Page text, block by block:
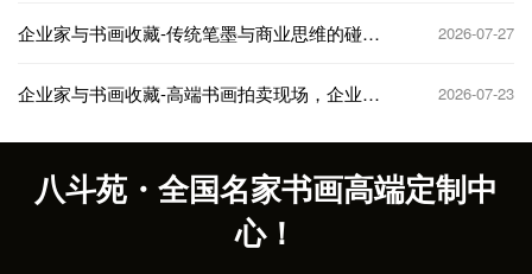
企业家与书画收藏-传统笔墨与商业思维的碰
2026-07-27
企业家与书画收藏-高端书画拍卖现场，企业家
2026-07-23
八斗苑・全国名家书画高端定制中
心！